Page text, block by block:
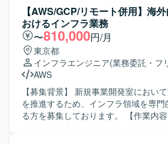
ます。Cisco CatalystやJuniper SRX
器の設定を行い、WindowsやLinux環
定を実施していただきます。また、
ーケンスの作成およびMDT環境の構築
す。 【求める人物像】 ネットワーク機器やOSの設定作業
に主体的に取り組み、仕様書を読み解
作業を進めていただける方を求めてお
業において、関係者と技術的な内容
ュニケーションできる方が望ましいです。 【ポジ
魅力】 電力システムという社会イン
【AWS/GCP/リモート併用】海
おけるインフラ業務
〜810,000円/月
東京都
インフラエンジニア(業務委託・フ
AWS
【募集背景】 新規事業開発室におい
を推進するため、インフラ領域を専
る方を募集しております。 【作業内容】 海外向けアプリ開